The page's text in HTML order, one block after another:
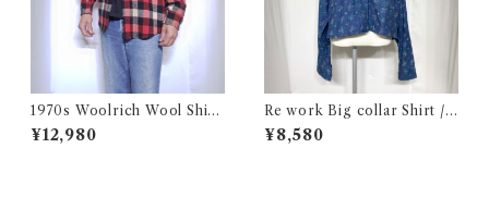
1970s Woolrich Wool Shirt
CPO / 70年代 白タグ ウール
リッチ 三色 ブロック チェック
¥12,980
Re work Big collar Shirt /
リワーク ビックカラー シャツ
古着
¥8,580